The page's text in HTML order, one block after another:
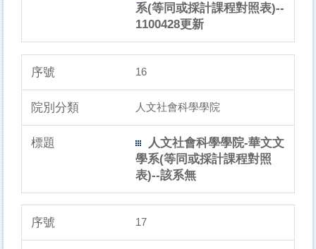
系(等同或採計課程對照表)--
1100428更新
16
人文社會科學學院
人文社會科學學院-華文文
學系(等同或採計課程對照
表)--該系無
17